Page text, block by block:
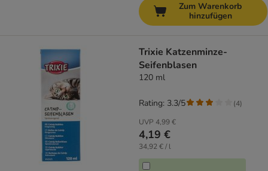
Zum Warenkorb
hinzufügen
Trixie Katzenminze-
Seifenblasen
120 ml
UVP 4,99 €
4,19 €
34,92 € / l
Rating: 3.3/5 (4)